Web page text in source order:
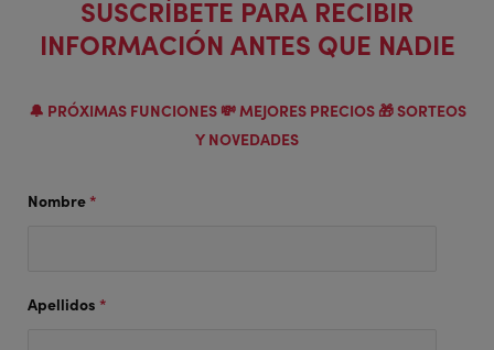
SUSCRÍBETE PARA RECIBIR
INFORMACIÓN ANTES QUE NADIE
🔔 PRÓXIMAS FUNCIONES 💸 MEJORES PRECIOS 🎁 SORTEOS
Y NOVEDADES
Nombre *
Apellidos *